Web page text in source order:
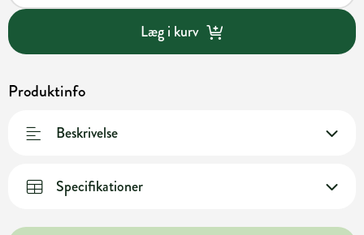
Læg i kurv
Produktinfo
Beskrivelse
Specifikationer